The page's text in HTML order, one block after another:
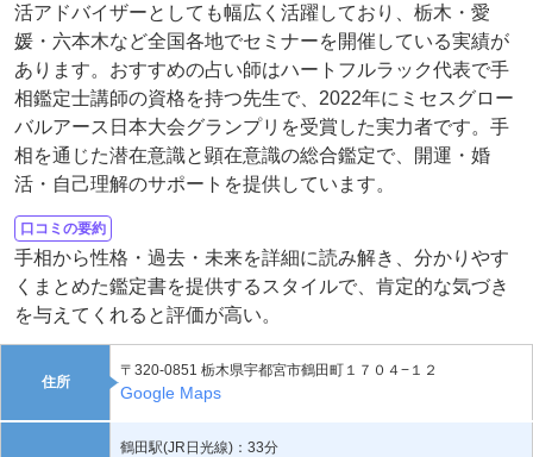
活アドバイザーとしても幅広く活躍しており、栃木・愛
媛・六本木など全国各地でセミナーを開催している実績が
あります。おすすめの占い師はハートフルラック代表で手
相鑑定士講師の資格を持つ先生で、2022年にミセスグロー
バルアース日本大会グランプリを受賞した実力者です。手
相を通じた潜在意識と顕在意識の総合鑑定で、開運・婚
活・自己理解のサポートを提供しています。
口コミの要約
手相から性格・過去・未来を詳細に読み解き、分かりやす
くまとめた鑑定書を提供するスタイルで、肯定的な気づき
を与えてくれると評価が高い。
住所
〒320-0851 栃木県宇都宮市鶴田町１７０４−１２
Google Maps
鶴田駅(JR日光線)：33分